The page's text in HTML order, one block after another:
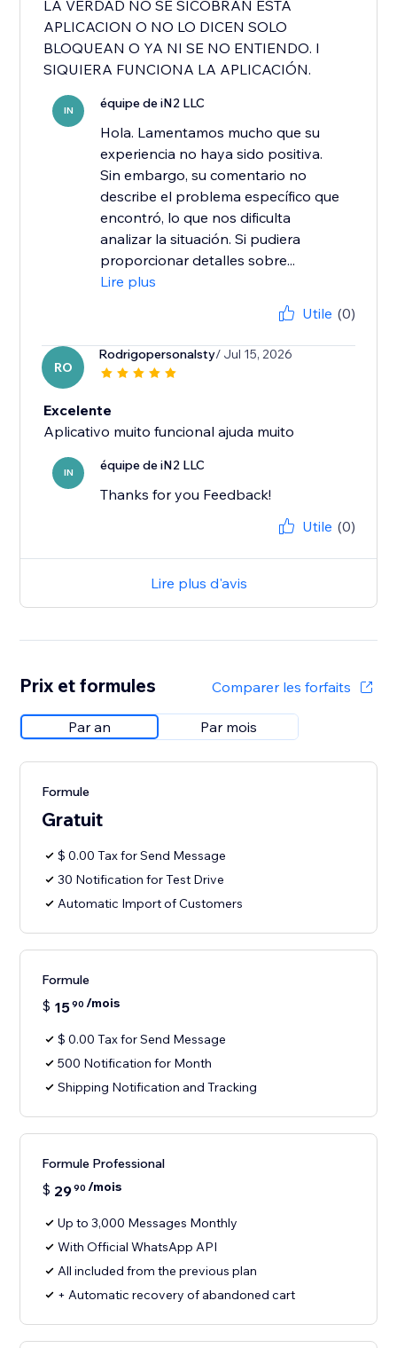
LA VERDAD NO SE SICOBRAN ESTA
APLICACION O NO LO DICEN SOLO
BLOQUEAN O YA NI SE NO ENTIENDO. I
SIQUIERA FUNCIONA LA APLICACIÓN.
IN équipe de iN2 LLC
Hola. Lamentamos mucho que su
experiencia no haya sido positiva.
Sin embargo, su comentario no
describe el problema específico que
encontró, lo que nos dificulta
analizar la situación. Si pudiera
proporcionar detalles sobre...
Lire plus
Utile (0)
RO
Rodrigopersonalsty/ Jul 15, 2026
Excelente
Aplicativo muito funcional ajuda muito
IN équipe de iN2 LLC
Thanks for you Feedback!
Utile (0)
Lire plus d'avis
Prix et formules Comparer les forfaits
Par an Par mois
Formule
Gratuit
$ 0.00 Tax for Send Message
30 Notification for Test Drive
Automatic Import of Customers
Formule
$ 1590 /mois
$ 0.00 Tax for Send Message
500 Notification for Month
Shipping Notification and Tracking
Formule Professional
$ 2990 /mois
Up to 3,000 Messages Monthly
With Official WhatsApp API
All included from the previous plan
+ Automatic recovery of abandoned cart